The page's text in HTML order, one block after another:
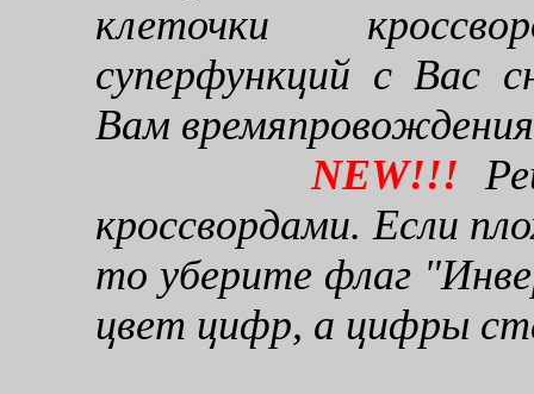
клеточки
суперфункций с Вас
Вам
NEW!!!
кроссвордами. Если
то уберите флаг
цвет цифр, а цифры